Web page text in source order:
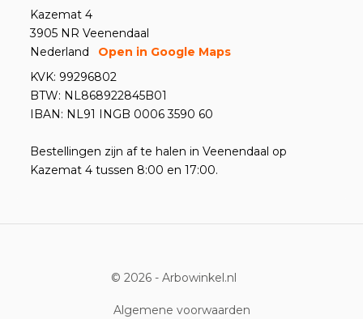
Kazemat 4
3905 NR Veenendaal
Nederland
Open in Google Maps
KVK: 99296802
BTW: NL868922845B01
IBAN: NL91 INGB 0006 3590 60
Bestellingen zijn af te halen in Veenendaal op
Kazemat 4 tussen 8:00 en 17:00.
© 2026 - Arbowinkel.nl
Algemene voorwaarden